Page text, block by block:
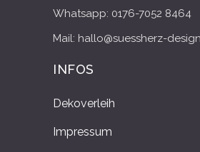
Whatsapp: 0176-7052 8464
Mail: hallo@suessherz-
INFOS
Dekoverleih
Impressum